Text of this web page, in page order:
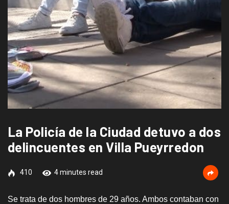
La Policía de la Ciudad detuvo a dos
delincuentes en Villa Pueyrredon
410 4 minutes read
Se trata de dos hombres de 29 años. Ambos contaban con